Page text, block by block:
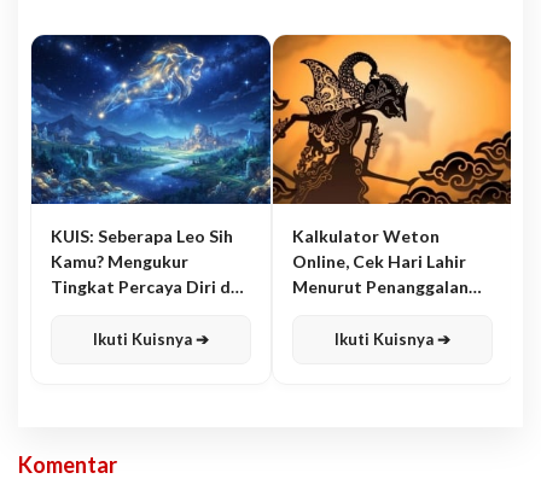
KUIS: Seberapa Leo Sih
Kamu? Mengukur
Tingkat Percaya Diri dan
Ikuti Kuisnya ➔
Kalkulator Weton
Online, Cek Hari Lahir
Menurut Penanggalan
Ikuti Kuisnya ➔
Komentar